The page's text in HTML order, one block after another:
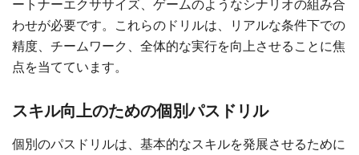
ートナーエクササイズ、ゲームのようなシナリオの組み合
わせが必要です。これらのドリルは、リアルな条件下での
精度、チームワーク、全体的な実行を向上させることに焦
点を当てています。
スキル向上のための個別パスドリル
個別のパスドリルは、基本的なスキルを発展させるために